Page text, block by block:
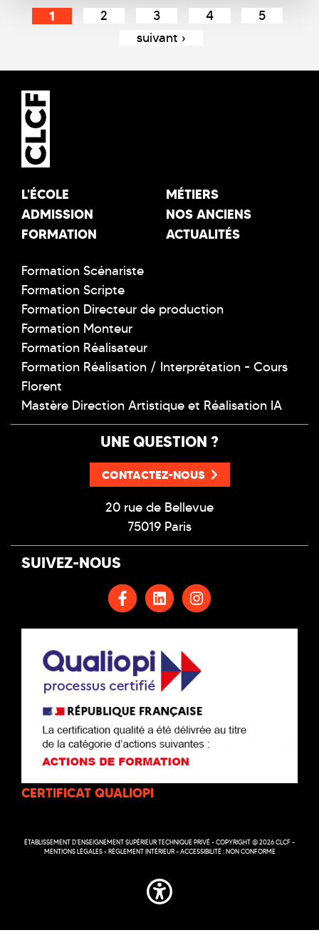
Pages
1 2 3 4
5
suivant ›
L'ÉCOLE
ADMISSION
FORMATION
MÉTIERS
NOS ANCIENS
ACTUALITÉS
Formation Scénariste
Formation Scripte
Formation Directeur de production
Formation Monteur
Formation Réalisateur
Formation Réalisation / Interprétation - Cours
Florent
Mastère Direction Artistique et Réalisation IA
UNE QUESTION ?
CONTACTEZ-NOUS
20 rue de Bellevue
75019 Paris
SUIVEZ-NOUS
CERTIFICAT QUALIOPI
ÉTABLISSEMENT D’ENSEIGNEMENT SUPÉRIEUR TECHNIQUE PRIVÉ - COPYRIGHT @ 2026 CLCF -
MENTIONS LÉGALES-RÉGLEMENT INTÉRIEUR-ACCESSIBILITÉ : NON CONFORME